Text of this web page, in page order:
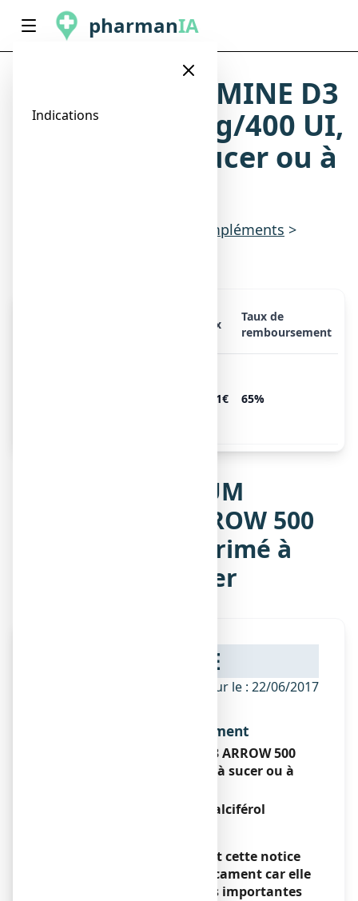
Indications
pharmanIA
CALCIUM VITAMINE D3
ARROW 500 mg/400 UI,
comprimé à sucer ou à
Vitamines & compléments >
Prix
Taux de
remboursement
6.31€ 65%
Notice de CALCIUM
VITAMINE D3 ARROW 500
mg/400 UI, comprimé à
sucer ou à croquer
NOTICE
ANSM - Mis à jour le : 22/06/2017
Dénomination du médicament
CALCIUM VITAMINE D3 ARROW 500
mg/400 UI, comprimé à sucer ou à
Calcium – Cholécalciférol
Veuillez lire attentivement cette notice
avant de prendre ce médicament car elle
contient des informations importantes